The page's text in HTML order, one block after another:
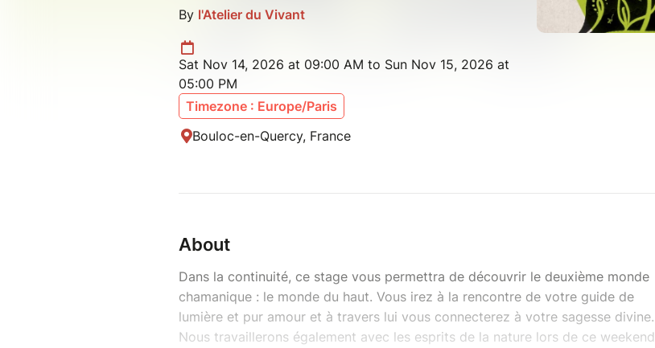
By l'Atelier du Vivant
Sat Nov 14, 2026 at 09:00 AM to Sun Nov 15, 2026 at
05:00 PM
Timezone : Europe/Paris
Bouloc-en-Quercy, France
About
Dans la continuité, ce stage vous permettra de découvrir le deuxième monde
chamanique : le monde du haut. Vous irez à la rencontre de votre guide de
lumière et pur amour et à travers lui vous connecterez à votre sagesse divine.
Nous travaillerons également avec les esprits de la nature lors de ce weekend